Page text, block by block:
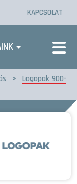
KAPCSOLAT
> Logopak 900-